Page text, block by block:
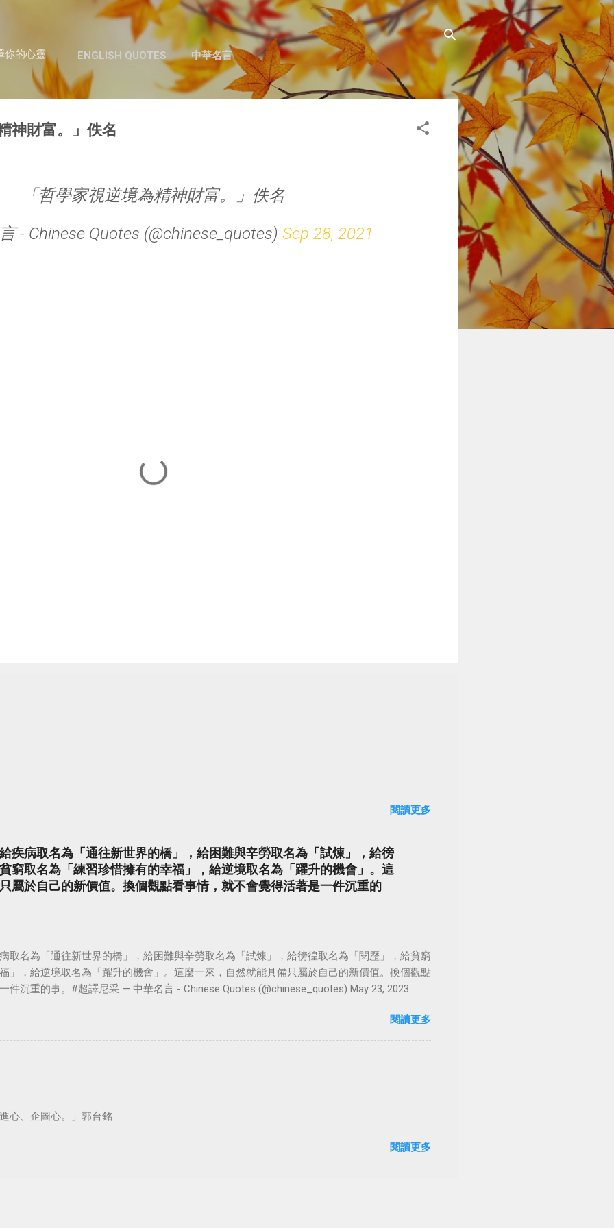
跳至主要內容
你的心靈 ENGLISH QUOTES 中華名言
神財富。」佚名
「哲學家視逆境為精神財富。」佚名
- Chinese Quotes (@chinese_quotes) Sep 28, 2021
閱讀更多
疾病取名為「通往新世界的橋」，給困難與辛勞取名為「試煉」，給徬
窮取名為「練習珍惜擁有的幸福」，給逆境取名為「躍升的機會」。這
屬於自己的新價值。換個觀點看事情，就不會覺得活著是一件沉重的
取名為「通往新世界的橋」，給困難與辛勞取名為「試煉」，給徬徨取名為「閱歷」，給貧窮
」，給逆境取名為「躍升的機會」。這麼一來，自然就能具備只屬於自己的新價值。換個觀點
件沉重的事。#超譯尼采 — 中華名言 - Chinese Quotes (@chinese_quotes) May 23, 2023
閱讀更多
心、企圖心。」郭台銘
閱讀更多